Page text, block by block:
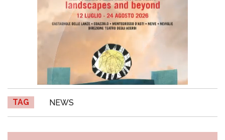
TAG NEWS